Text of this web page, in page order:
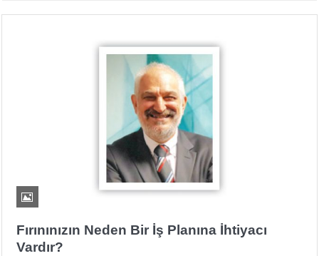
Fırınınızın Neden Bir İş Planına İhtiyacı
Vardır?